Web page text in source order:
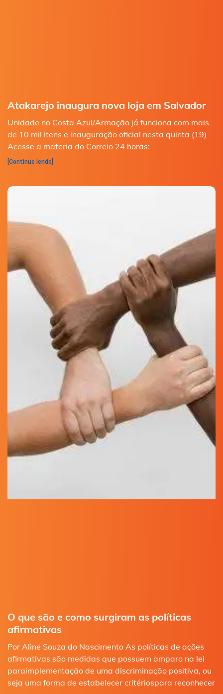
Atakarejo inaugura nova loja em Salvador
Unidade no Costa Azul/Armação já funciona com mais
de 10 mil itens e inauguração oficial nesta quinta (19)
Acesse a materia do Correio 24 horas:
[Continue lendo]
O que são e como surgiram as políticas
afirmativas
Por Aline Souza do Nascimento As políticas de ações
afirmativas são medidas que possuem amparo na lei
paraimplementação de uma discriminação positiva, ou
seja uma forma de estabelecer critériospara reconhecer